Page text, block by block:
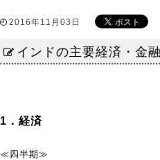
2016年11月03日
インドの主要経済・金
1．経済
≪四半期≫